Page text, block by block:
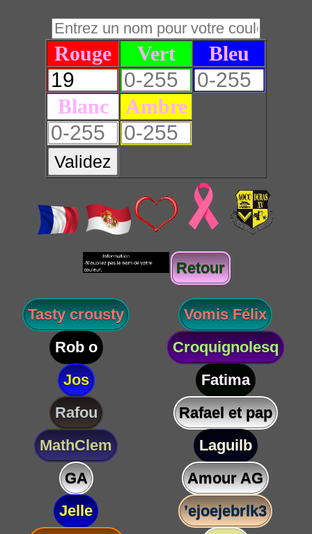
Rouge Vert Bleu
Blanc Ambre
Validez
Retour
Tasty crousty
Vomis Félix
Rob o
Croquignolesq
Jos
Fatima
Rafou
Rafael et pap
MathClem
Laguilb
GA
Amour AG
Jelle
’ejoejebrlk3